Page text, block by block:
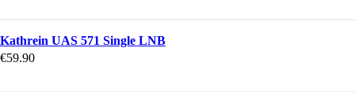
Kathrein UAS 571 Single LNB
€59.90